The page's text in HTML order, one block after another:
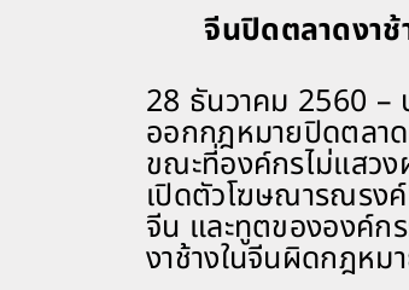
จีนปิดตลาดงาช้
28 ธันวาคม 2560 –
ออกกฎหมายปิดตลา
ขณะที่องค์กรไม่แสว
เปิดตัวโฆษณารณรง
จีน และทูตขององค์ก
งาช้างในจีนผิดกฎหม